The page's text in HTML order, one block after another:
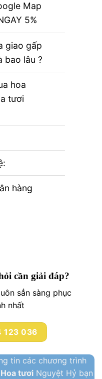
Map
5%
giao gấp
bao lâu ?
hoa
tươi
hàng
cần giải đáp?
sẳn sàng phục
nhất
123 036
tin các chương trình
tươi Nguyệt Hỷ bạn